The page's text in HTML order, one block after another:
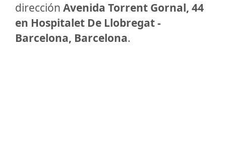
dirección Avenida Torrent Gornal, 44
en Hospitalet De Llobregat -
Barcelona, Barcelona.